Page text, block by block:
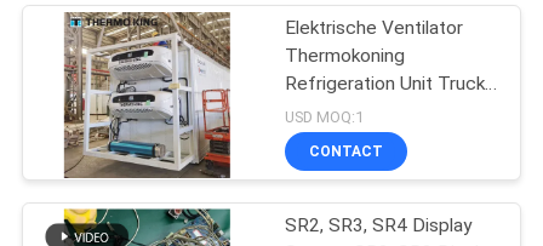
Elektrische Ventilator
Thermokoning
Refrigeration Unit Truck
t-1080e t-1280e
USD MOQ:1
CONTACT
SR2, SR3, SR4 Display